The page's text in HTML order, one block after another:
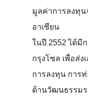
มูลค่าการลงทุ
อาเซียน
ในปี 2552 ได้มี
กรุงโซล เพื่อส่
การลงทุน การ
ด้านวัฒนธรรม